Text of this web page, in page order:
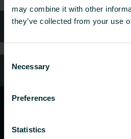
may combine it with other
they’ve collected from your use
Consent
Selection
Necessary
Preferences
Statistics
Häufig gestellte
Kundendienst